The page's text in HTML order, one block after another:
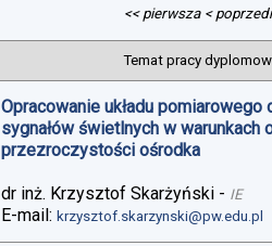
<< pierwsza <
Temat pracy
Opracowanie układu pomiarowego
sygnałów świetlnych w warunkach
przezroczystości ośrodka
dr inż. Krzysztof Skarżyński - IE
E-mail:krzysztof.skarzynski@pw.edu.pl